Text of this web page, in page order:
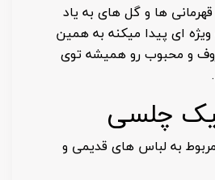
قهرمانی ها و گل های به یاد
ای پیدا میکنه به همین
و محبوب رو همیشه توی
چلسی
به لباس های قدیمی و